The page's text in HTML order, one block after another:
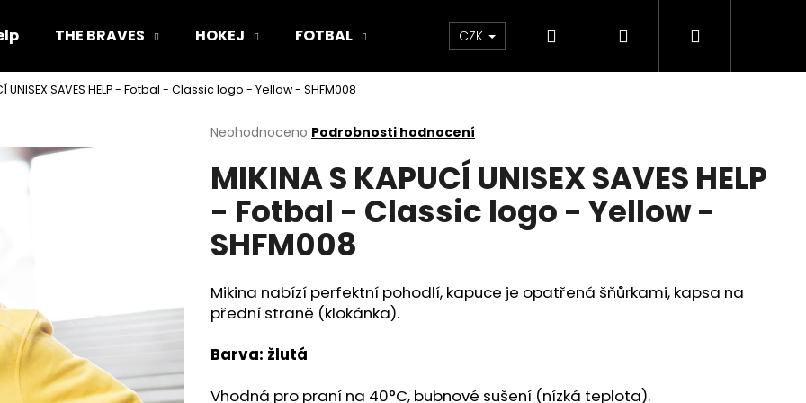
THE BRAVES HOKEJ FOTBAL KontaktCZK Hledat PřihlášeníNákupní
UNISEX SAVES HELP - Fotbal - Classic logo - Yellow - SHFM008
Průměrné
produktu
je
z
5
hvězdiček.
Neohodnoceno Podrobnosti hodnocení
MIKINA S KAPUCÍ UNISEX SAVES HELP
- Fotbal - Classic logo - Yellow -
SHFM008
Mikina nabízí perfektní pohodlí, kapuce je opatřená šňůrkami, kapsa na
přední straně (klokánka).
Barva: žlutá
Vhodná pro praní na 40°C, bubnové sušení (nízká teplota).
Co potřebujete najít?
HLEDAT
(FLEXFIT) SAVES HELP - TRIČKO UNISEX SAVES HELP - HEROES -